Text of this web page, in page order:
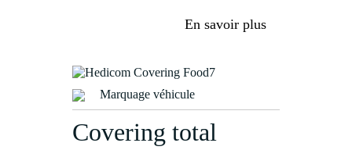
En savoir plus
Marquage véhicule
Covering total